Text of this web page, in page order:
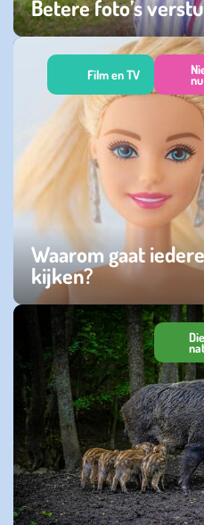
Betere foto’s
maandag 25 december
Waarom gaat
kijken?
woensdag 09 augustus
Film en TV nu